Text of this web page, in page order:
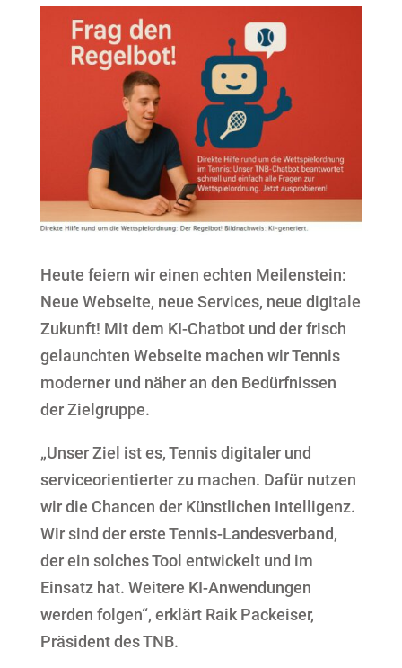
Heute feiern wir einen echten Meilenstein:
Neue Webseite, neue Services, neue digitale
Zukunft! Mit dem KI-Chatbot und der frisch
gelaunchten Webseite machen wir Tennis
moderner und näher an den Bedürfnissen
der Zielgruppe.
„Unser Ziel ist es, Tennis digitaler und
serviceorientierter zu machen. Dafür nutzen
wir die Chancen der Künstlichen Intelligenz.
Wir sind der erste Tennis-Landesverband,
der ein solches Tool entwickelt und im
Einsatz hat. Weitere KI-Anwendungen
werden folgen“, erklärt Raik Packeiser,
Präsident des TNB.